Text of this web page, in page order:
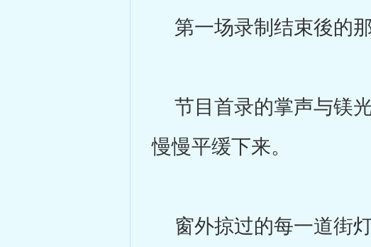
第一场录制结束後的
节目首录的掌声与镁
慢慢平缓下来。
窗外掠过的每一道街